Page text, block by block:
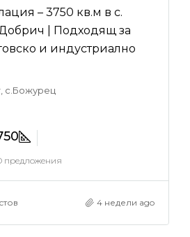
– 3750 кв.м в с.
| Подходящ за
и индустриално
с.Божурец
предложения
4 недели ago